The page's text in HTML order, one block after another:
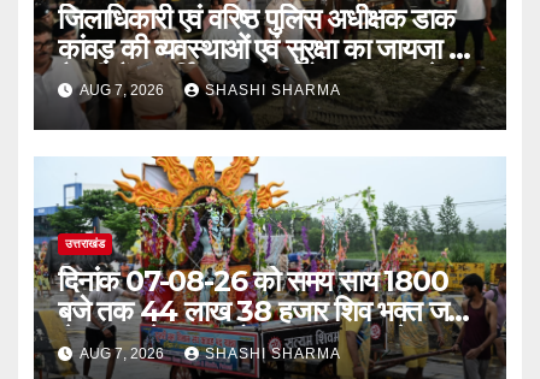
जिलाधिकारी एवं वरिष्ठ पुलिस अधीक्षक डाक
कांवड़ की व्यवस्थाओं एवं सुरक्षा का जायजा लेने
बैरागी कैंप पार्किंग स्थल जीरो ग्राउंड पर देर
रात्रि पहुंचे
AUG 7, 2026 SHASHI SHARMA
उत्तराखंड
दिनांक 07-08-26 को समय साय 1800
बजे तक 44 लाख 38 हजार शिव भक्त जल
लेकर अपने गंतव्य को प्रस्थान कर चुके
AUG 7, 2026 SHASHI SHARMA